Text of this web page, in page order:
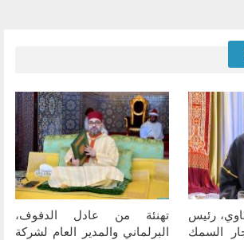
رئيس
السمك
تهنئة من عادل الدفوف،
البرلماني والمدير العام لشركة